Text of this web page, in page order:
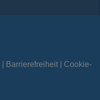
Barrierefreiheit
Cookie-